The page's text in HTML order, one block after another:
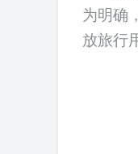
为明确
放旅行